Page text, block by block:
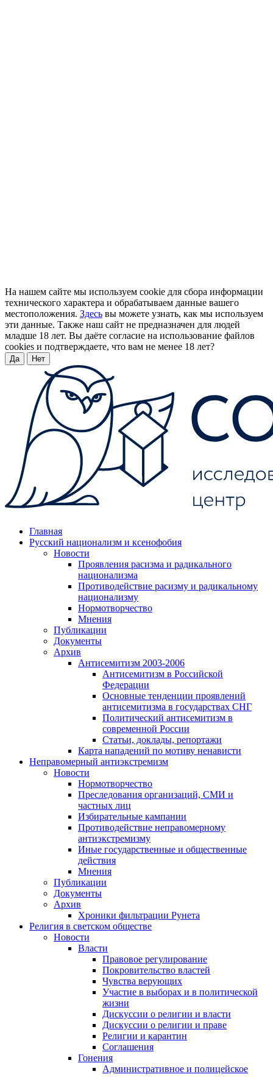
На нашем сайте мы используем cookie для сбора информации
технического характера и обрабатываем данные вашего
местоположения. Здесь вы можете узнать, как мы используем
эти данные. Также наш сайт не предназначен для людей
младше 18 лет. Вы даёте согласие на использование файлов
cookies и подтверждаете, что вам не менее 18 лет?
Да Нет
Главная
Русский национализм и ксенофобия
Новости
Проявления расизма и радикального
национализма
Противодействие расизму и радикальному
национализму
Нормотворчество
Мнения
Публикации
Документы
Архив
Антисемитизм 2003-2006
Антисемитизм в Российской
Федерации
Основные тенденции проявлений
антисемитизма в государствах СНГ
Политический антисемитизм в
современной России
Статьи, доклады, репортажи
Карта нападений по мотиву ненависти
Неправомерный антиэкстремизм
Новости
Нормотворчество
Преследования организаций, СМИ и
частных лиц
Избирательные кампании
Противодействие неправомерному
антиэкстремизму
Иные государственные и общественные
действия
Мнения
Публикации
Документы
Архив
Хроники фильтрации Рунета
Религия в светском обществе
Новости
Власти
Правовое регулирование
Покровительство властей
Чувства верующих
Участие в выборах и в политической
жизни
Дискуссии о религии и власти
Дискуссии о религии и праве
Религии и карантин
Соглашения
Гонения
Административное и полицейское